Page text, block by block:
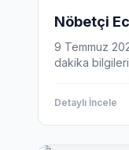
Nöbetçi
9 Temmuz
dakika
Detaylı İncele